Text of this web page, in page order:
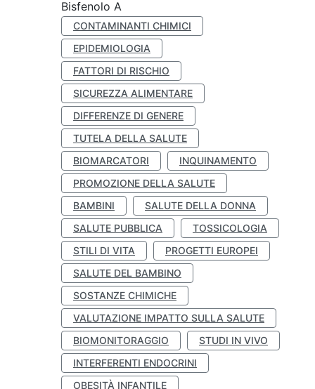
Bisfenolo A
CONTAMINANTI CHIMICI
EPIDEMIOLOGIA
FATTORI DI RISCHIO
SICUREZZA ALIMENTARE
DIFFERENZE DI GENERE
TUTELA DELLA SALUTE
BIOMARCATORI
INQUINAMENTO
PROMOZIONE DELLA SALUTE
BAMBINI
SALUTE DELLA DONNA
SALUTE PUBBLICA
TOSSICOLOGIA
STILI DI VITA
PROGETTI EUROPEI
SALUTE DEL BAMBINO
SOSTANZE CHIMICHE
VALUTAZIONE IMPATTO SULLA SALUTE
BIOMONITORAGGIO
STUDI IN VIVO
INTERFERENTI ENDOCRINI
OBESITÀ INFANTILE